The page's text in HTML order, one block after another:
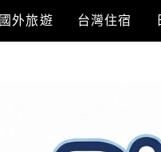
國外旅遊 台灣住宿